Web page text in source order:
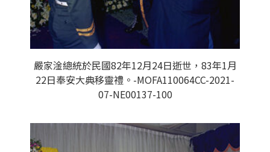
嚴家淦總統於民國82年12月24日逝世，83年1月
22日奉安大典移靈禮。-MOFA110064CC-2021-
07-NE00137-100